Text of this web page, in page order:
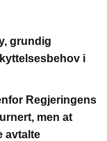
grundig
i
Regjeringens
men at
avtalte